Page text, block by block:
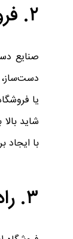
۲. فروش آنلاین صنایع دستی؛ از هنر تا درآمد میلیونی
صنایع
دست‌ساز،
یا
شاید
با
۳. راه‌اندازی فروشگاه اینترنتی؛ فروش بدون مرز